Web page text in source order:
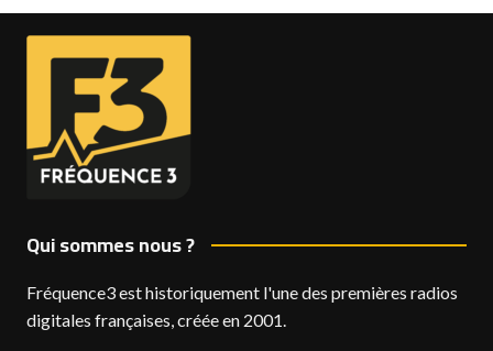
Qui sommes nous ?
Fréquence3 est historiquement l'une des premières radios
digitales françaises, créée en 2001.